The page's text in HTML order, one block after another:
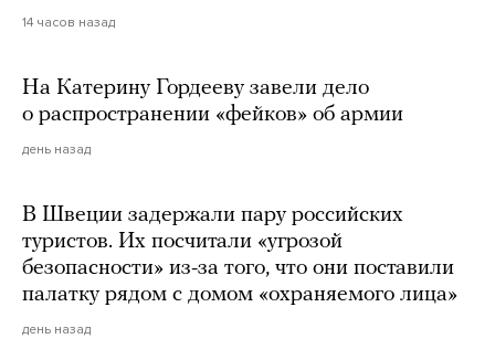
14 часов назад
На Катерину Гордееву завели дело
о распространении «фейков» об армии
день назад
В Швеции задержали пару российских
туристов. Их посчитали «угрозой
безопасности» из-за того, что они поставили
палатку рядом с домом «охраняемого лица»
день назад